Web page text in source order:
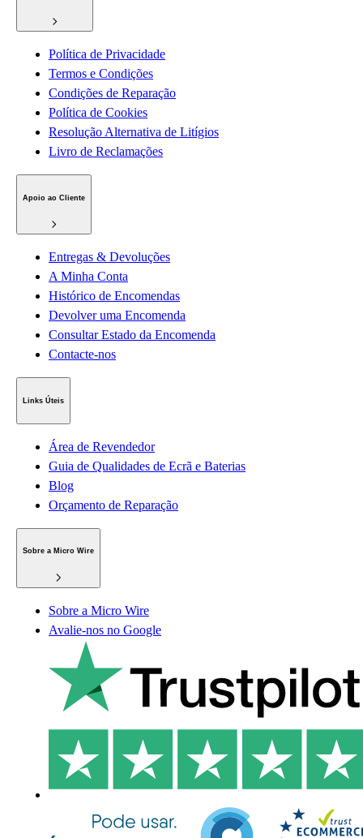
Política de Privacidade
Termos e Condições
Condições de Reparação
Política de Cookies
Resolução Alternativa de Litígios
Livro de Reclamações
Apoio ao Cliente
Entregas & Devoluções
A Minha Conta
Histórico de Encomendas
Devolver uma Encomenda
Consultar Estado da Encomenda
Contacte-nos
Links Úteis
Área de Revendedor
Guia de Qualidades de Ecrã e Baterias
Blog
Orçamento de Reparação
Sobre a Micro Wire
Sobre a Micro Wire
Avalie-nos no Google